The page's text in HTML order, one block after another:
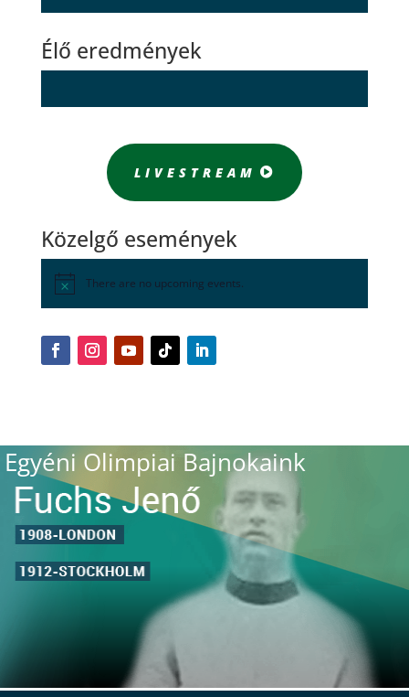
Élő eredmények
LIVESTREAM
Közelgő események
There are no upcoming events.
Egyéni Olimpiai Bajnokaink